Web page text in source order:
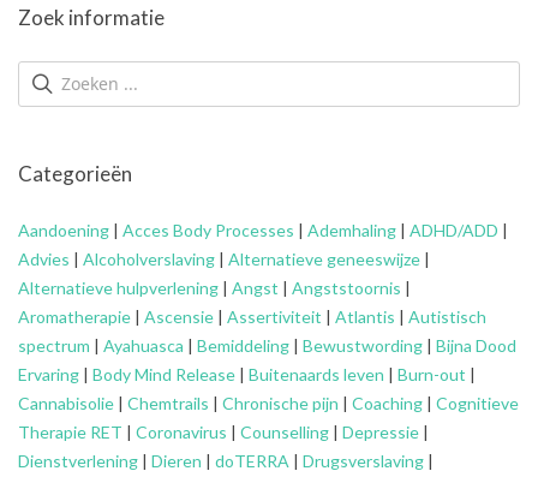
Zoek informatie
Categorieën
Aandoening | Acces Body Processes | Ademhaling | ADHD/ADD |
Advies | Alcoholverslaving | Alternatieve geneeswijze |
Alternatieve hulpverlening | Angst | Angststoornis |
Aromatherapie | Ascensie | Assertiviteit | Atlantis | Autistisch
spectrum | Ayahuasca | Bemiddeling | Bewustwording | Bijna Dood
Ervaring | Body Mind Release | Buitenaards leven | Burn-out |
Cannabisolie | Chemtrails | Chronische pijn | Coaching | Cognitieve
Therapie RET | Coronavirus | Counselling | Depressie |
Dienstverlening | Dieren | doTERRA | Drugsverslaving |